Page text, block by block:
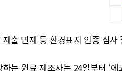
출 면제 등 환경표지 인증 심
는 원료 제조사는 24일부터 ‘